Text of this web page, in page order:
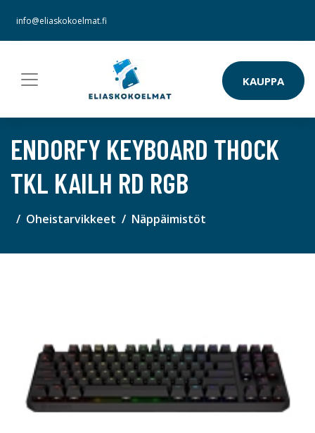
info@eliaskokoelmat.fi
KAUPPA
ENDORFY KEYBOARD THOCK
TKL KAILH RD RGB
Oheistarvikkeet Näppäimistöt